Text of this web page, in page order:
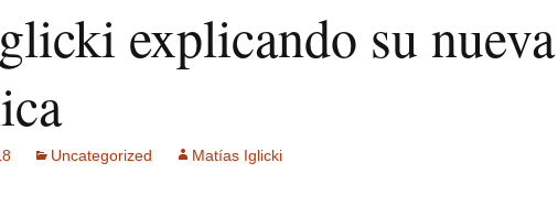
explicando su nueva
Uncategorized Matías Iglicki